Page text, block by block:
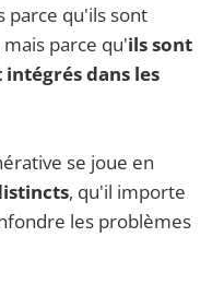
parce qu'ils sont
parce qu'ils sont
dans les
se joue en
, qu'il importe
les problèmes